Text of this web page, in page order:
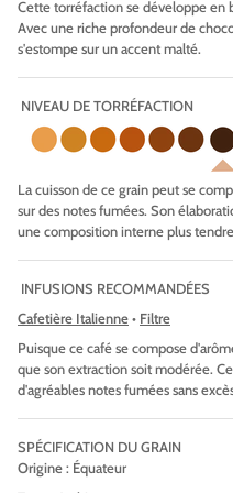
Cette torréfaction se développe en
Avec une riche profondeur de
s'estompe sur un accent malté.
NIVEAU DE TORRÉFACTION
La cuisson de ce grain peut se
sur des notes fumées. Son
une composition interne plus
INFUSIONS RECOMMANDÉES
Cafetière Italienne• Filtre
Puisque ce café se compose
que son extraction soit modérée.
d'agréables notes fumées sans
SPÉCIFICATION DU GRAIN
Origine: Équateur